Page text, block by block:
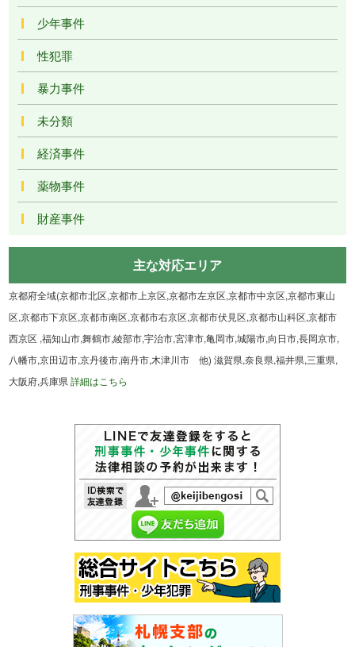
少年事件
性犯罪
暴力事件
未分類
経済事件
薬物事件
財産事件
主な対応エリア
京都府全域(京都市北区,京都市上京区,京都市左京区,京都市中京区,京都市東山
区,京都市下京区,京都市南区,京都市右京区,京都市伏見区,京都市山科区,京都市
西京区 ,福知山市,舞鶴市,綾部市,宇治市,宮津市,亀岡市,城陽市,向日市,長岡京市,
八幡市,京田辺市,京丹後市,南丹市,木津川市 他) 滋賀県,奈良県,福井県,三重県,
大阪府,兵庫県詳細はこちら